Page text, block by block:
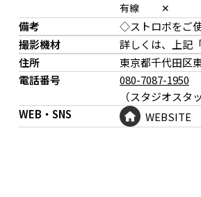
有線
✕
備考
◇ストロボをご
撮影機材
詳しくは、上記
住所
東京都千代田区
電話番号
080-7087-1950
（スタジオスタ
WEB・SNS
WEBSITE